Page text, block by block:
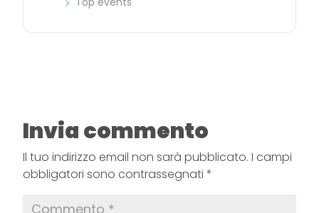
Invia commento
Il tuo indirizzo email non sarà pubblicato. I campi
obbligatori sono contrassegnati*